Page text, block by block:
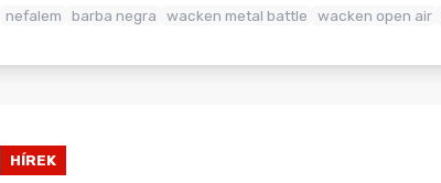
nefalem barba negra wacken metal battle wacken open air
HÍREK